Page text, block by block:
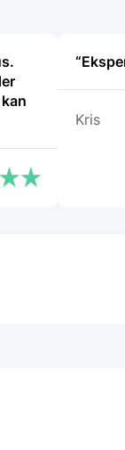
Kris